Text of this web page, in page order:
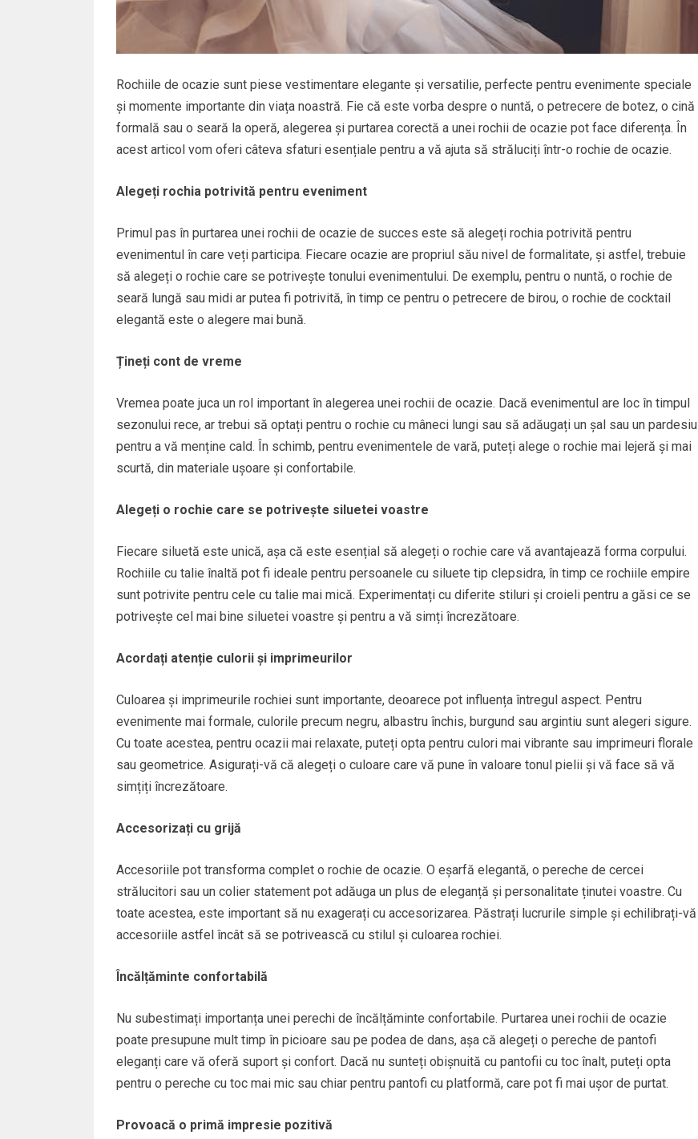
Rochiile de ocazie sunt piese vestimentare elegante și versatilie, perfecte pentru evenimente speciale
și momente importante din viața noastră. Fie că este vorba despre o nuntă, o petrecere de botez, o cină
formală sau o seară la operă, alegerea și purtarea corectă a unei rochii de ocazie pot face diferența. În
acest articol vom oferi câteva sfaturi esențiale pentru a vă ajuta să străluciți într-o rochie de ocazie.
Alegeți rochia potrivită pentru eveniment
Primul pas în purtarea unei rochii de ocazie de succes este să alegeți rochia potrivită pentru
evenimentul în care veți participa. Fiecare ocazie are propriul său nivel de formalitate, și astfel, trebuie
să alegeți o rochie care se potrivește tonului evenimentului. De exemplu, pentru o nuntă, o rochie de
seară lungă sau midi ar putea fi potrivită, în timp ce pentru o petrecere de birou, o rochie de cocktail
elegantă este o alegere mai bună.
Țineți cont de vreme
Vremea poate juca un rol important în alegerea unei rochii de ocazie. Dacă evenimentul are loc în timpul
sezonului rece, ar trebui să optați pentru o rochie cu mâneci lungi sau să adăugați un șal sau un pardesiu
pentru a vă menține cald. În schimb, pentru evenimentele de vară, puteți alege o rochie mai lejeră și mai
scurtă, din materiale ușoare și confortabile.
Alegeți o rochie care se potrivește siluetei voastre
Fiecare siluetă este unică, așa că este esențial să alegeți o rochie care vă avantajează forma corpului.
Rochiile cu talie înaltă pot fi ideale pentru persoanele cu siluete tip clepsidra, în timp ce rochiile empire
sunt potrivite pentru cele cu talie mai mică. Experimentați cu diferite stiluri și croieli pentru a găsi ce se
potrivește cel mai bine siluetei voastre și pentru a vă simți încrezătoare.
Acordați atenție culorii și imprimeurilor
Culoarea și imprimeurile rochiei sunt importante, deoarece pot influența întregul aspect. Pentru
evenimente mai formale, culorile precum negru, albastru închis, burgund sau argintiu sunt alegeri sigure.
Cu toate acestea, pentru ocazii mai relaxate, puteți opta pentru culori mai vibrante sau imprimeuri florale
sau geometrice. Asigurați-vă că alegeți o culoare care vă pune în valoare tonul pielii și vă face să vă
simțiți încrezătoare.
Accesorizați cu grijă
Accesoriile pot transforma complet o rochie de ocazie. O eșarfă elegantă, o pereche de cercei
strălucitori sau un colier statement pot adăuga un plus de eleganță și personalitate ținutei voastre. Cu
toate acestea, este important să nu exagerați cu accesorizarea. Păstrați lucrurile simple și echilibrați-vă
accesoriile astfel încât să se potrivească cu stilul și culoarea rochiei.
Încălțăminte confortabilă
Nu subestimați importanța unei perechi de încălțăminte confortabile. Purtarea unei rochii de ocazie
poate presupune mult timp în picioare sau pe podea de dans, așa că alegeți o pereche de pantofi
eleganți care vă oferă suport și confort. Dacă nu sunteți obișnuită cu pantofii cu toc înalt, puteți opta
pentru o pereche cu toc mai mic sau chiar pentru pantofi cu platformă, care pot fi mai ușor de purtat.
Provoacă o primă impresie pozitivă